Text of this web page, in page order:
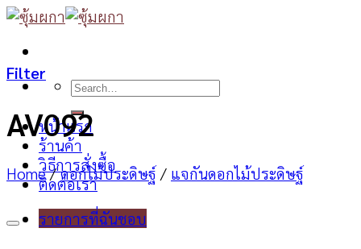
Skip
content
Search
หน้าแรก
ร้านค้า
วิธีการสั่งซื้อ
ติดต่อเรา
รายการที่ฉันชอบ
Filter
AV092
Home / ดอกไม้ประดิษฐ์ / แจกันดอกไม้ประดิษฐ์